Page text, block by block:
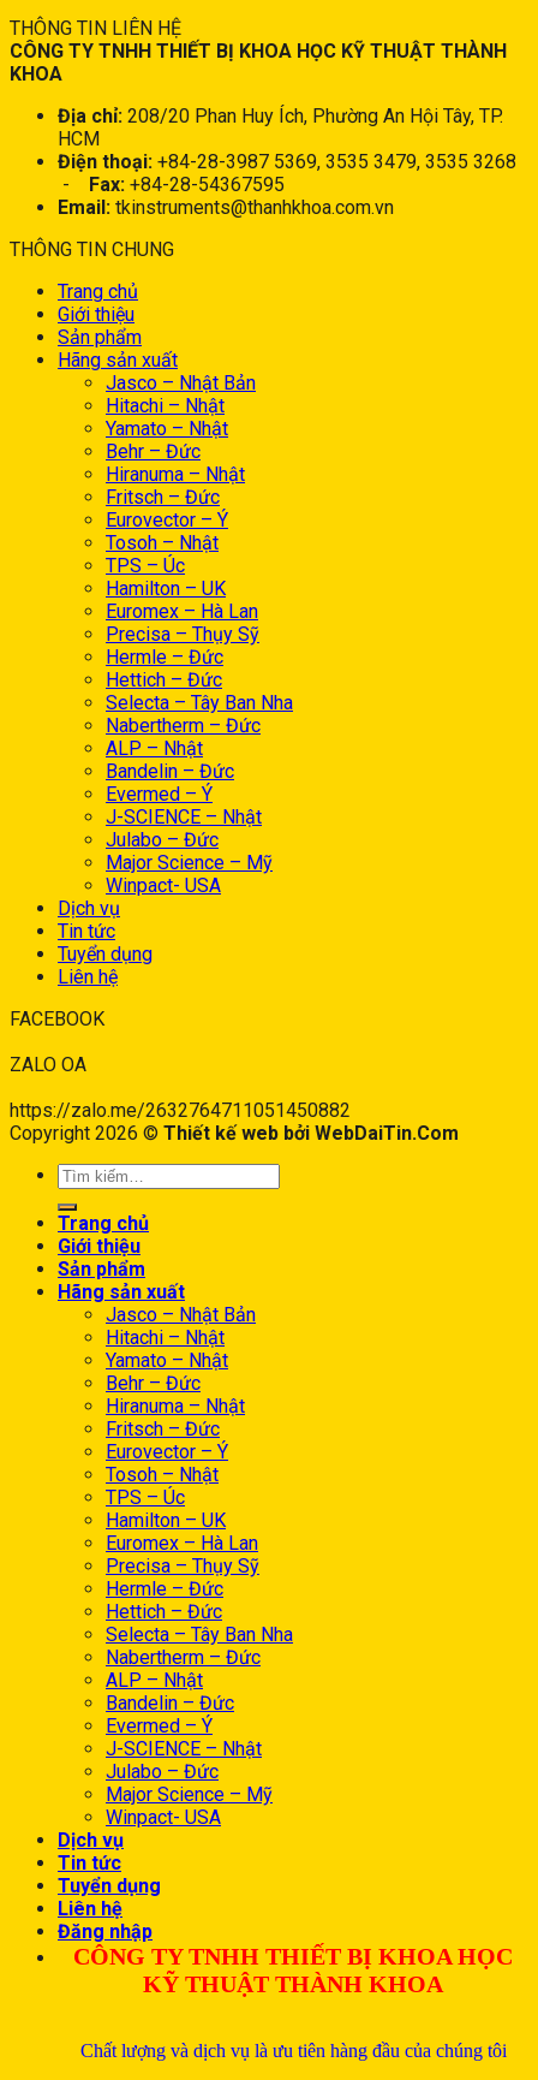
THÔNG TIN LIÊN HỆ
CÔNG TY TNHH THIẾT BỊ KHOA HỌC KỸ THUẬT THÀNH
KHOA
Địa chỉ: 208/20 Phan Huy Ích, Phường An Hội Tây, TP.
HCM
Điện thoại: +84-28-3987 5369, 3535 3479, 3535 3268
-
Fax: +84-28-54367595
Email: tkinstruments@thanhkhoa.com.vn
THÔNG TIN CHUNG
Trang chủ
Giới thiệu
Sản phẩm
Hãng sản xuất
Jasco – Nhật Bản
Hitachi – Nhật
Yamato – Nhật
Behr – Đức
Hiranuma – Nhật
Fritsch – Đức
Eurovector – Ý
Tosoh – Nhật
TPS – Úc
Hamilton – UK
Euromex – Hà Lan
Precisa – Thụy Sỹ
Hermle – Đức
Hettich – Đức
Selecta – Tây Ban Nha
Nabertherm – Đức
ALP – Nhật
Bandelin – Đức
Evermed – Ý
J-SCIENCE – Nhật
Julabo – Đức
Major Science – Mỹ
Winpact- USA
Dịch vụ
Tin tức
Tuyển dụng
Liên hệ
FACEBOOK
ZALO OA
https://zalo.me/2632764711051450882
Copyright 2026 © Thiết kế web bởi WebDaiTin.Com
Trang chủ
Giới thiệu
Sản phẩm
Hãng sản xuất
Jasco – Nhật Bản
Hitachi – Nhật
Yamato – Nhật
Behr – Đức
Hiranuma – Nhật
Fritsch – Đức
Eurovector – Ý
Tosoh – Nhật
TPS – Úc
Hamilton – UK
Euromex – Hà Lan
Precisa – Thụy Sỹ
Hermle – Đức
Hettich – Đức
Selecta – Tây Ban Nha
Nabertherm – Đức
ALP – Nhật
Bandelin – Đức
Evermed – Ý
J-SCIENCE – Nhật
Julabo – Đức
Major Science – Mỹ
Winpact- USA
Dịch vụ
Tin tức
Tuyển dụng
Liên hệ
Đăng nhập
CÔNG TY TNHH THIẾT BỊ KHOA HỌC
KỸ THUẬT THÀNH KHOA
Chất lượng và dịch vụ là ưu tiên hàng đầu của chúng tôi